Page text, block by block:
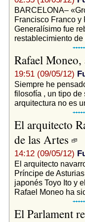
BARCELONA–
Francisco Franco y
Generalísimo fue
restablecimiento
Rafael
19:51 (09/05/12)
Siempre he
filosofía , un tipo de
arquitectura no es
El arquitecto
de las Artes
14:12 (09/05/12)
El arquitecto
Príncipe de
japonés Toyo Ito y
Rafael Moneo ha
El Parlament